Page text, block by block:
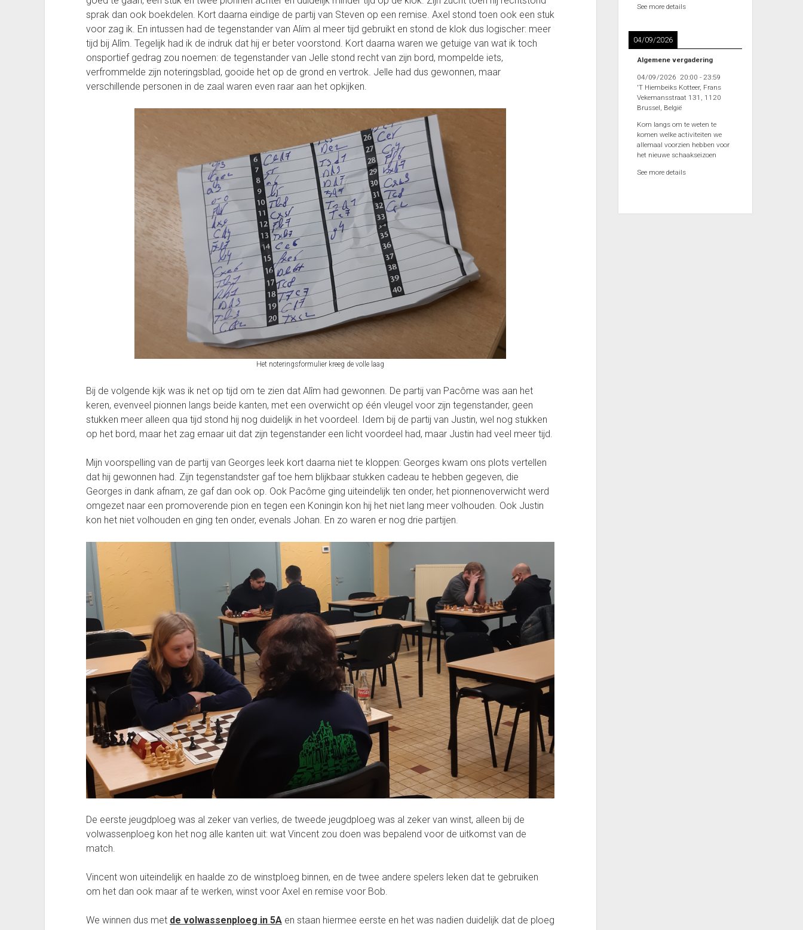
sprak dan ook boekdelen. Kort daarna eindige de partij van Steven op een remise. Axel stond toen ook een stuk
voor zag ik. En intussen had de tegenstander van Alïm al meer tijd gebruikt en stond de klok dus logischer: meer
tijd bij Alîm. Tegelijk had ik de indruk dat hij er beter voorstond. Kort daarna waren we getuige van wat ik toch
onsportief gedrag zou noemen: de tegenstander van Jelle stond recht van zijn bord, mompelde iets,
verfrommelde zijn noteringsblad, gooide het op de grond en vertrok. Jelle had dus gewonnen, maar
verschillende personen in de zaal waren even raar aan het opkijken.
Het noteringsformulier kreeg de volle laag
Bij de volgende kijk was ik net op tijd om te zien dat Alîm had gewonnen. De partij van Pacôme was aan het
keren, evenveel pionnen langs beide kanten, met een overwicht op één vleugel voor zijn tegenstander, geen
stukken meer alleen qua tijd stond hij nog duidelijk in het voordeel. Idem bij de partij van Justin, wel nog stukken
op het bord, maar het zag ernaar uit dat zijn tegenstander een licht voordeel had, maar Justin had veel meer tijd.
Mijn voorspelling van de partij van Georges leek kort daarna niet te kloppen: Georges kwam ons plots vertellen
dat hij gewonnen had. Zijn tegenstandster gaf toe hem blijkbaar stukken cadeau te hebben gegeven, die
Georges in dank afnam, ze gaf dan ook op. Ook Pacôme ging uiteindelijk ten onder, het pionnenoverwicht werd
omgezet naar een promoverende pion en tegen een Koningin kon hij het niet lang meer volhouden. Ook Justin
kon het niet volhouden en ging ten onder, evenals Johan. En zo waren er nog drie partijen.
De eerste jeugdploeg was al zeker van verlies, de tweede jeugdploeg was al zeker van winst, alleen bij de
volwassenploeg kon het nog alle kanten uit: wat Vincent zou doen was bepalend voor de uitkomst van de
match.
Vincent won uiteindelijk en haalde zo de winstploeg binnen, en de twee andere spelers leken dat te gebruiken
om het dan ook maar af te werken, winst voor Axel en remise voor Bob.
We winnen dus met de volwassenploeg in 5Aen staan hiermee eerste en het was nadien duidelijk dat de ploeg
See more details
04/09/2026
Algemene vergadering
04/09/2026 20:00 - 23:59
'T Hiembeiks Kotteer, Frans
Vekemansstraat 131, 1120
Brussel, België
Kom langs om te weten te
komen welke activiteiten we
allemaal voorzien hebben voor
het nieuwe schaakseizoen
See more details